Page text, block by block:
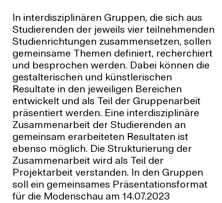
In interdisziplinären Gruppen, die sich aus
Studierenden der jeweils vier teilnehmenden
Studienrichtungen zusammensetzen, sollen
gemeinsame Themen definiert, recherchiert
und besprochen werden. Dabei können die
gestalterischen und künstlerischen
Resultate in den jeweiligen Bereichen
entwickelt und als Teil der Gruppenarbeit
präsentiert werden. Eine interdisziplinäre
Zusammenarbeit der Studierenden an
gemeinsam erarbeiteten Resultaten ist
ebenso möglich. Die Strukturierung der
Zusammenarbeit wird als Teil der
Projektarbeit verstanden. In den Gruppen
soll ein gemeinsames Präsentationsformat
für die Modenschau am 14.07.2023